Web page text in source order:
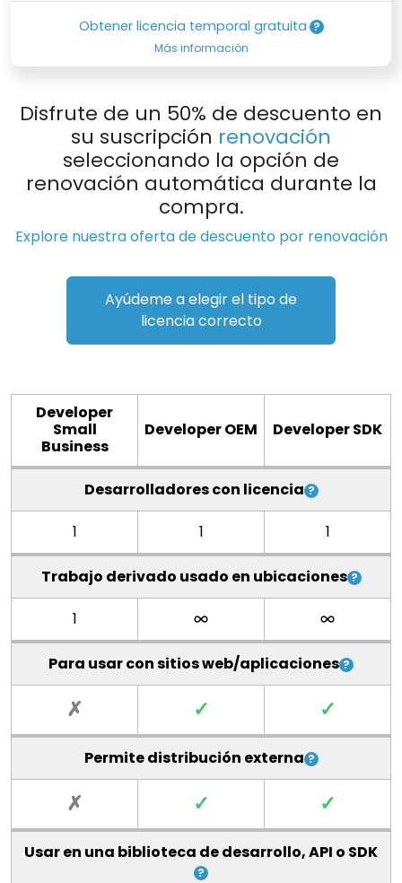
Obtener licencia temporal gratuita
Más información
Disfrute de un 50% de descuento en
su suscripción renovación
seleccionando la opción de
renovación automática durante la
compra.
Explore nuestra oferta de descuento por renovación
Ayúdeme a elegir el tipo de
licencia correcto
Developer
Small
Business
Developer OEM Developer SDK
Desarrolladores con licencia
1 1 1
Trabajo derivado usado en ubicaciones
1
Para usar con sitios web/aplicaciones
✗ ✓ ✓
Permite distribución externa
✗ ✓ ✓
Usar en una biblioteca de desarrollo, API o SDK